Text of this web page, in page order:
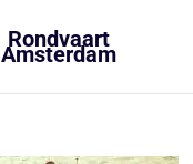
Rondvaart
Amsterdam